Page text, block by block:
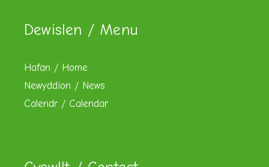
Dewislen / Menu
Hafan / Home
Newyddion / News
Calendr / Calendar